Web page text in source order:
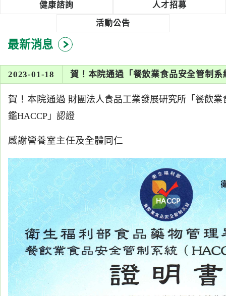
照
系
認
阮
綜
合
醫
服
務
醫
指
健康諮詢 人才招募
活動公告
最新消息
2023-01-18 賀！本院通過「餐飲業食品安全管制
賀！本院通過 財團法人食品工業發展研究所「餐飲
鑑HACCP 」認證
感謝營養室主任及全體同仁